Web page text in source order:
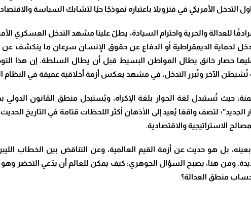
التدخل الأمريكي في فنزويلا باعتباره نموذجًا حيًا لتشابك السياسة
للعدالة والحرية واحترام السيادة، يطلّ علينا مشهد التدخل العسكري
لحماية الديمقراطية أو الدفاع عن حقوق الإنسان سرعان ما ينكشف
حصار خانق يطال المواطن البسيط قبل أن يطال السلطة. إن هذا
الآخر وتُبرر التدخل، في مشهد يعكس أزمة أخلاقية عميقة في النظام
حيث تُستبدل لغة الحوار بلغة الإكراه، ويُستبدل منطق القانون
الجديد”؛ لتصف واقعًا يُعيد إلى الأذهان أكثر اللحظات قتامة في التاريخ
الاستراتيجية والاقتصادية.
بل هو حديث عن أزمة القيم العالمية، وعن التناقض بين الخطاب
ومن هنا، يصبح السؤال الجوهري: كيف يمكن للعالم أن يدّعي التحضر
منطق العدالة؟